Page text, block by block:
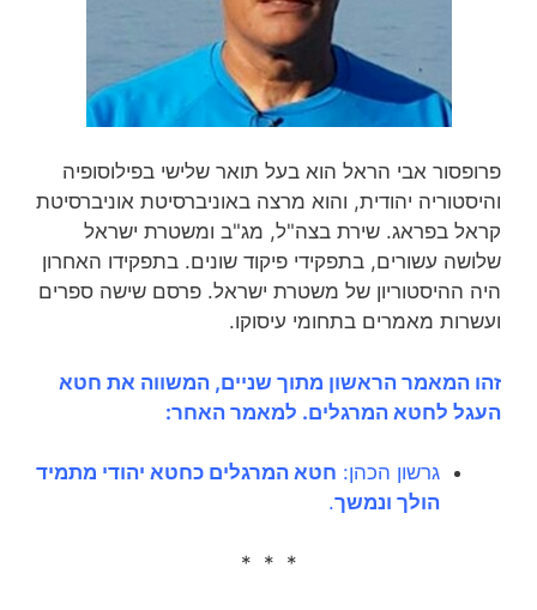
פרופסור אבי הראל הוא בעל תואר שלישי בפילוסופיה
והיסטוריה יהודית, והוא מרצה באוניברסיטת אוניברסיטת
קראל בפראג. שירת בצה"ל, מג"ב ומשטרת ישראל
שלושה עשורים, בתפקידי פיקוד שונים. בתפקידו האחרון
היה ההיסטוריון של משטרת ישראל. פרסם שישה ספרים
ועשרות מאמרים בתחומי עיסוקו.
זהו המאמר הראשון מתוך שניים, המשווה את חטא
העגל לחטא המרגלים. למאמר האחר:
גרשון הכהן: חטא המרגלים כחטא יהודי מתמיד
הולך ונמשך.
* * *